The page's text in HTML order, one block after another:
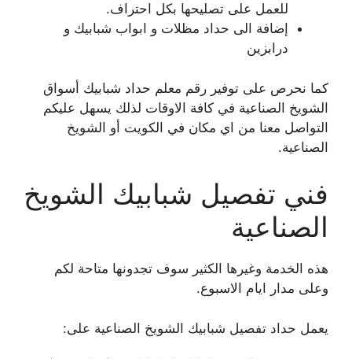
للعمل على تصليحها بكل احتراف.
إضافة الى حداد مظلات و ابواب شبابيك و
درابزين
كما نحرص على توفير رقم معلم حداد شبابيك أسواق
الشويخ الصناعية في كافة الاوقات لذلك يسهل عليكم
التواصل معنا من اي مكان في الكويت أو الشويخ
الصناعية.
فني تفصيل شبابيك الشويخ
الصناعية
هذه الخدمة وغيرها الكثير سوف تجدونها متاحة لكم
وعلى مدار ايام الاسبوع.
يعمل حداد تفصيل شبابيك الشويخ الصناعية على: